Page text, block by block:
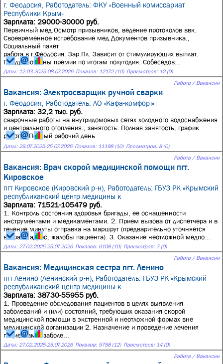
г. Феодосия, Работодатель: ФКУ «Военный комиссариат
Республики Крым»
Зарплата: 29000-30000 руб.
Первичный мед.Осмотр призывников, ведение протоколов ввк.
Своевременное истребование мед.Документов призывника.,
Социальный пакет
работа в г.Феодосия. Зар.Пл. Зависит от стимулирующих выплат.
Предусмотрены премии по итогам полугодия. Собеседов...
Даты: 12.03.2025-08.07.2026 Показов: 12172 (10) Просмотров: 12 (0)
Работа / Вакансии
Вакансия: Электросварщик ручной сварки
г. Феодосия, Работодатель: АО «Кафа-комфорт»
Зарплата: 32,2 тыс. руб.
сварочные работы на внутридомовых сетях холодного водоснабжения
и центрального отопления., занятость: Полная занятость, график
работы: Полный рабочий день
Даты: 29.07.2025-25.07.2026 Показов: 11198 (10) Просмотров: 8 (0)
Работа / Вакансии
Вакансия: Врач скорой медицинской помощи пгт.
Кировское
пгт Кировское (Кировский р-н), Работодатель: ГБУЗ РК «Крымский
республиканский центр медицины к
Зарплата: 71521-105479 руб.
1. Контроль состояния здоровья бригады, ее оснащенности
инструментами и медикаментами. 2. Прием вызова от диспетчера и в
течение минуты отправка на маршрут (предварительно уточняется
возраст, адрес, жалобы пациента). 3. Оказание неотложной медпо...
Даты: 27.02.2025-25.07.2026 Показов: 6108 (10) Просмотров: 7 (0)
Работа / Вакансии
Вакансия: Медицинская сестра пгт. Ленино
пгт Ленино (Ленинский р-н), Работодатель: ГБУЗ РК «Крымский
республиканский центр медицины к
Зарплата: 38730-55955 руб.
1. Проведение обследования пациентов в целях выявления
заболеваний и (или) состояний, требующих оказания скорой
медицинской помощи в экстренной и неотложной формах вне
медицинской организации 2. Назначение и проведение лечения
пациентам с заболе...
Даты: 27.02.2025-25.07.2026 Показов: 5758 (12) Просмотров: 14 (0)
Работа / Вакансии